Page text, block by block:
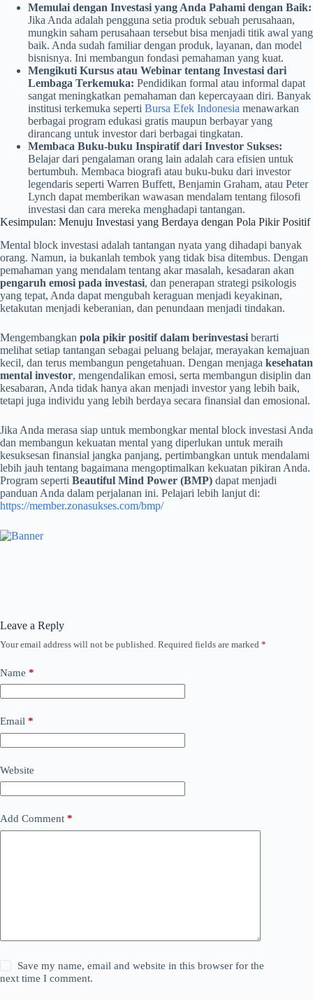
Memulai dengan Investasi yang Anda Pahami dengan Baik:
Jika Anda adalah pengguna setia produk sebuah perusahaan,
mungkin saham perusahaan tersebut bisa menjadi titik awal yang
baik. Anda sudah familiar dengan produk, layanan, dan model
bisnisnya. Ini membangun fondasi pemahaman yang kuat.
Mengikuti Kursus atau Webinar tentang Investasi dari
Lembaga Terkemuka: Pendidikan formal atau informal dapat
sangat meningkatkan pemahaman dan kepercayaan diri. Banyak
institusi terkemuka seperti Bursa Efek Indonesia menawarkan
berbagai program edukasi gratis maupun berbayar yang
dirancang untuk investor dari berbagai tingkatan.
Membaca Buku-buku Inspiratif dari Investor Sukses:
Belajar dari pengalaman orang lain adalah cara efisien untuk
bertumbuh. Membaca biografi atau buku-buku dari investor
legendaris seperti Warren Buffett, Benjamin Graham, atau Peter
Lynch dapat memberikan wawasan mendalam tentang filosofi
investasi dan cara mereka menghadapi tantangan.
Kesimpulan: Menuju Investasi yang Berdaya dengan Pola Pikir Positif
Mental block investasi adalah tantangan nyata yang dihadapi banyak
orang. Namun, ia bukanlah tembok yang tidak bisa ditembus. Dengan
pemahaman yang mendalam tentang akar masalah, kesadaran akan
pengaruh emosi pada investasi, dan penerapan strategi psikologis
yang tepat, Anda dapat mengubah keraguan menjadi keyakinan,
ketakutan menjadi keberanian, dan penundaan menjadi tindakan.
Mengembangkan pola pikir positif dalam berinvestasi berarti
melihat setiap tantangan sebagai peluang belajar, merayakan kemajuan
kecil, dan terus membangun pengetahuan. Dengan menjaga kesehatan
mental investor, mengendalikan emosi, serta membangun disiplin dan
kesabaran, Anda tidak hanya akan menjadi investor yang lebih baik,
tetapi juga individu yang lebih berdaya secara finansial dan emosional.
Jika Anda merasa siap untuk membongkar mental block investasi Anda
dan membangun kekuatan mental yang diperlukan untuk meraih
kesuksesan finansial jangka panjang, pertimbangkan untuk mendalami
lebih jauh tentang bagaimana mengoptimalkan kekuatan pikiran Anda.
Program seperti Beautiful Mind Power (BMP) dapat menjadi
panduan Anda dalam perjalanan ini. Pelajari lebih lanjut di:
https://member.zonasukses.com/bmp/
Leave a Reply
Your email address will not be published. Required fields are marked *
Name *
Email *
Website
Add Comment *
Save my name, email and website in this browser for the
next time I comment.